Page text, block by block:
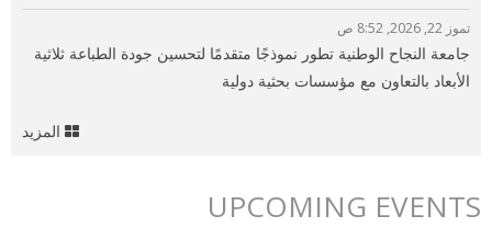
تموز 22, 2026, 8:52 ص
جامعة النجاح الوطنية تطور نموذجًا متقدمًا لتحسين جودة الطباعة ثلاثية
الأبعاد بالتعاون مع مؤسسات بحثية دولية
المزيد
UPCOMING EVENTS